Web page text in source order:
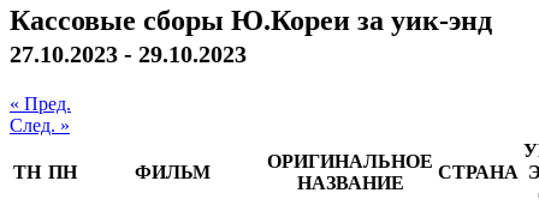
Кассовые сборы Ю.Кореи за уик-энд
27.10.2023 - 29.10.2023
« Пред.
След. »
ТН ПН ФИЛЬМ
ОРИГИНАЛЬНОЕ
НАЗВАНИЕ
СТРАНА